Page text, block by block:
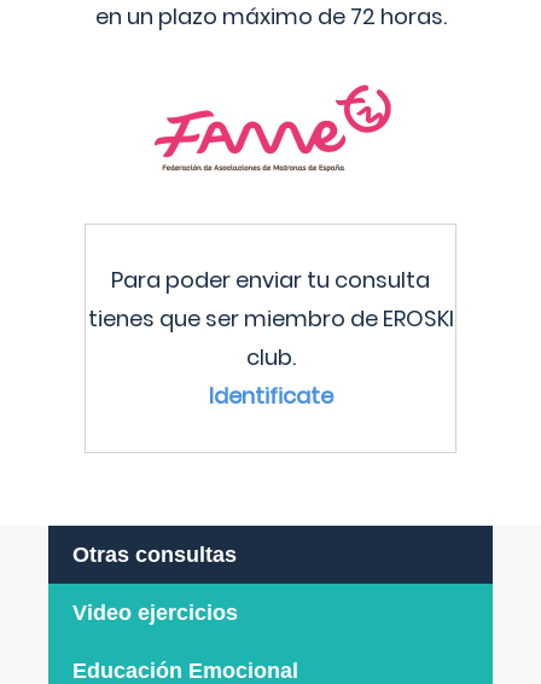
en un plazo máximo de 72 horas.
Para poder enviar tu consulta
tienes que ser miembro de EROSKI
club.
Identificate
Otras consultas
Video ejercicios
Educación Emocional